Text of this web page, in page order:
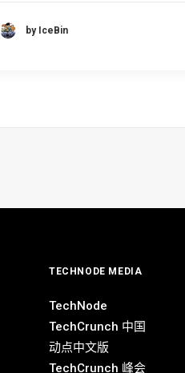
by IceBin
TECHNODE MEDIA
TechNode
TechCrunch 中国
动点中文版
TechCrunch 峰会